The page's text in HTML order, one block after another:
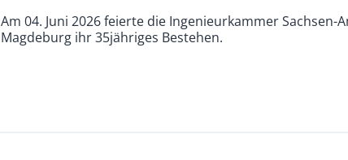
Am 04. Juni 2026 feierte die Ingenieurkammer
Magdeburg ihr 35jähriges Bestehen.